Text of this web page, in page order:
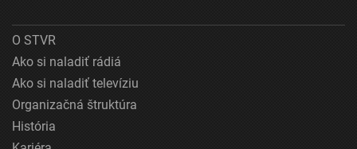
O STVR
Ako si naladiť rádiá
Ako si naladiť televíziu
Organizačná štruktúra
História